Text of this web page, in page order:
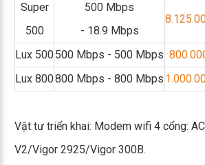
Super
500
500 Mbps
- 18.9 Mbps
Lux 500500 Mbps - 500 Mbps
Lux 800800 Mbps - 800 Mbps
Vật tư triển khai: Modem wifi 4 cổng:
V2/Vigor 2925/Vigor 300B.